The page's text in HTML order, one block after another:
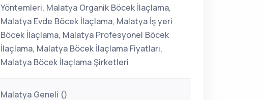
Yöntemleri, Malatya Organik Böcek İlaçlama,
Malatya Evde Böcek İlaçlama, Malatya İş yeri
Böcek İlaçlama, Malatya Profesyonel Böcek
İlaçlama, Malatya Böcek İlaçlama Fiyatları,
Malatya Böcek İlaçlama Şirketleri
Malatya Geneli ()